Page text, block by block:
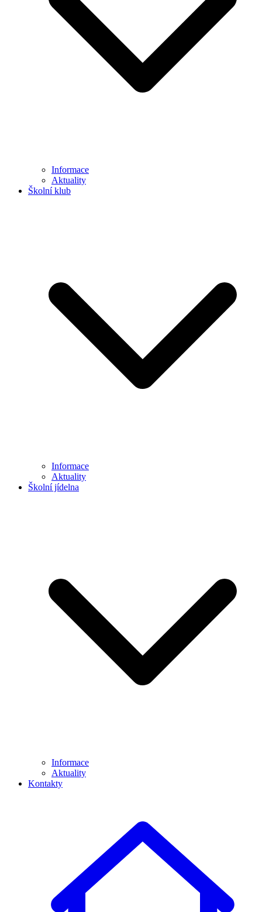
Informace
Aktuality
Školní klub
Informace
Aktuality
Školní jídelna
Informace
Aktuality
Kontakty